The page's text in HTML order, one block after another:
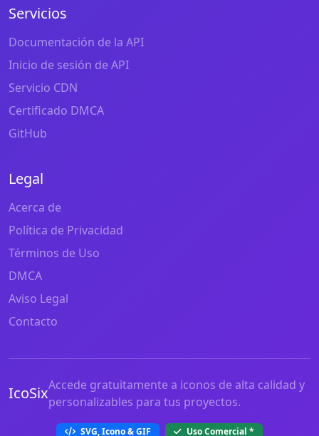
Servicios
Documentación de la API
Inicio de sesión de API
Servicio CDN
Certificado DMCA
GitHub
Legal
Acerca de
Política de Privacidad
Términos de Uso
DMCA
Aviso Legal
Contacto
IcoSixAccede gratuitamente a iconos de alta calidad y
personalizables para tus proyectos.
SVG, Icono & GIF Uso Comercial *